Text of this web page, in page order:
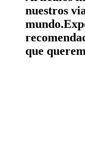
nuestros
mundo.
que